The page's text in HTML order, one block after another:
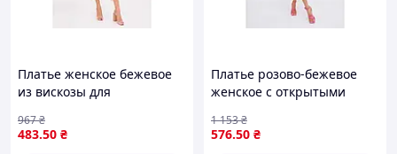
Платье женское бежевое
из вискозы для
комфортное и стильное
483.50 ₴
967₴
Платье розово-бежевое
женское с открытыми
повседневного ношения
из трикотажа
576.50 ₴
1 153₴